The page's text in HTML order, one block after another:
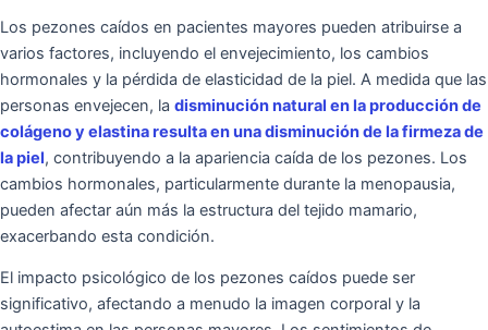
Los pezones caídos en pacientes mayores pueden atribuirse a
varios factores, incluyendo el envejecimiento, los cambios
hormonales y la pérdida de elasticidad de la piel. A medida que las
personas envejecen, la disminución natural en la producción de
colágeno y elastina resulta en una disminución de la firmeza de
la piel, contribuyendo a la apariencia caída de los pezones. Los
cambios hormonales, particularmente durante la menopausia,
pueden afectar aún más la estructura del tejido mamario,
exacerbando esta condición.
El impacto psicológico de los pezones caídos puede ser
significativo, afectando a menudo la imagen corporal y la